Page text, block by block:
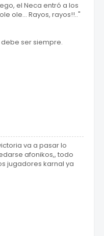
el Neca entró a los
ole... Rayos, rayos!!.."
ser siempre.
va a pasar lo
afonikos,, todo
jugadores karnal ya